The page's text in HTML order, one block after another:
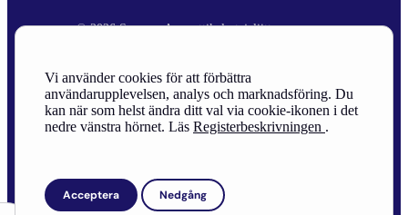
Vi använder cookies för att förbättra
användarupplevelsen, analys och marknadsföring. Du
kan när som helst ändra ditt val via cookie-ikonen i det
nedre vänstra hörnet. Läs Registerbeskrivningen .
Acceptera Nedgång
© 2026 Suomen Ammattikalastajaliitto ry.
Site Credits